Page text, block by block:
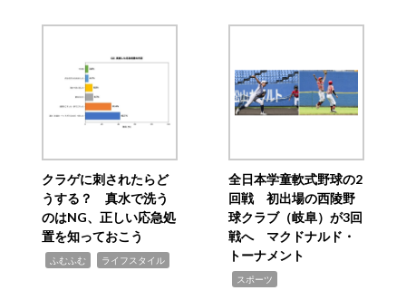
クラゲに刺されたらど
うする？ 真水で洗う
のはNG、正しい応急処
置を知っておこう
ふむふむ ライフスタイル
全日本学童軟式野球の2
回戦 初出場の西陵野
球クラブ（岐阜）が3回
戦へ マクドナルド・
トーナメント
スポーツ